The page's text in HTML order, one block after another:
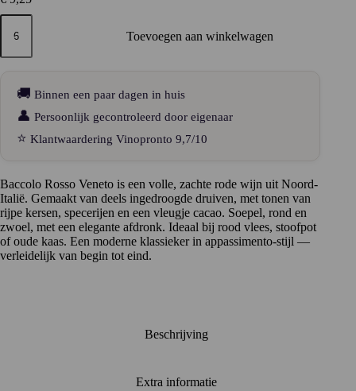
Baccolo
Rosso
aantal
Toevoegen aan winkelwagen
🚚 Binnen een paar dagen in huis
👤 Persoonlijk gecontroleerd door eigenaar
⭐ Klantwaardering Vinopronto 9,7/10
Baccolo Rosso Veneto is een volle, zachte rode wijn uit Noord-
Italië. Gemaakt van deels ingedroogde druiven, met tonen van
rijpe kersen, specerijen en een vleugje cacao. Soepel, rond en
zwoel, met een elegante afdronk. Ideaal bij rood vlees, stoofpot
of oude kaas. Een moderne klassieker in appassimento-stijl —
verleidelijk van begin tot eind.
Beschrijving
Extra informatie